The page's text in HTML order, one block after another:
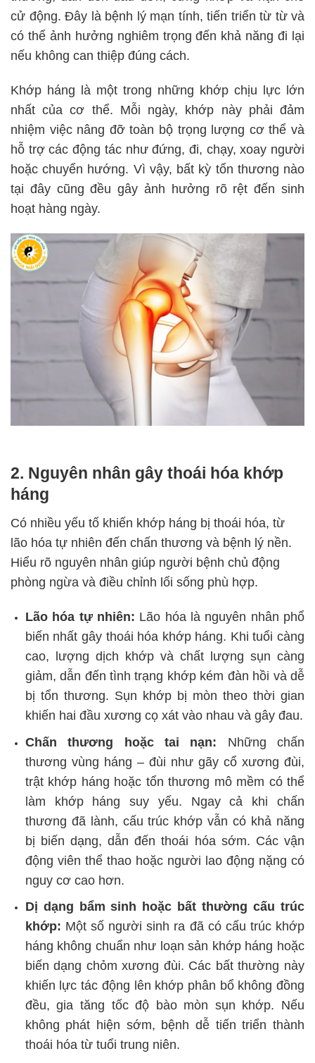
cử động. Đây là bệnh lý mạn tính, tiến triển từ từ và
có thể ảnh hưởng nghiêm trọng đến khả năng đi lại
nếu không can thiệp đúng cách.
Khớp háng là một trong những khớp chịu lực lớn
nhất của cơ thể. Mỗi ngày, khớp này phải đảm
nhiệm việc nâng đỡ toàn bộ trọng lượng cơ thể và
hỗ trợ các động tác như đứng, đi, chạy, xoay người
hoặc chuyển hướng. Vì vậy, bất kỳ tổn thương nào
tại đây cũng đều gây ảnh hưởng rõ rệt đến sinh
hoạt hàng ngày.
2. Nguyên nhân gây thoái hóa khớp
háng
Có nhiều yếu tố khiến khớp háng bị thoái hóa, từ
lão hóa tự nhiên đến chấn thương và bệnh lý nền.
Hiểu rõ nguyên nhân giúp người bệnh chủ động
phòng ngừa và điều chỉnh lối sống phù hợp.
Lão hóa tự nhiên: Lão hóa là nguyên nhân phổ
biến nhất gây thoái hóa khớp háng. Khi tuổi càng
cao, lượng dịch khớp và chất lượng sụn càng
giảm, dẫn đến tình trạng khớp kém đàn hồi và dễ
bị tổn thương. Sụn khớp bị mòn theo thời gian
khiến hai đầu xương cọ xát vào nhau và gây đau.
Chấn thương hoặc tai nạn:
Những chấn
thương vùng háng – đùi như gãy cổ xương đùi,
trật khớp háng hoặc tổn thương mô mềm có thể
làm khớp háng suy yếu. Ngay cả khi chấn
thương đã lành, cấu trúc khớp vẫn có khả năng
bị biến dạng, dẫn đến thoái hóa sớm. Các vận
động viên thể thao hoặc người lao động nặng có
nguy cơ cao hơn.
Dị dạng bẩm sinh hoặc bất thường cấu trúc
khớp: Một số người sinh ra đã có cấu trúc khớp
háng không chuẩn như loạn sản khớp háng hoặc
biến dạng chỏm xương đùi. Các bất thường này
khiến lực tác động lên khớp phân bổ không đồng
đều, gia tăng tốc độ bào mòn sụn khớp. Nếu
không phát hiện sớm, bệnh dễ tiến triển thành
thoái hóa từ tuổi trung niên.